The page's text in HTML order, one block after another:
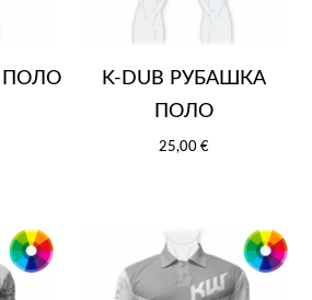
ПОЛО
K-DUB РУБАШКА
ПОЛО
25,00 €